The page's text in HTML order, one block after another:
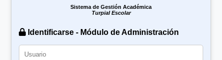
Sistema de Gestión Académica
Turpial Escolar
Identificarse - Módulo de Administración